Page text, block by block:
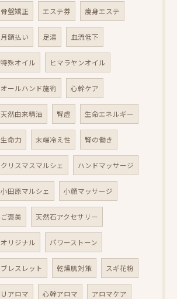
骨盤矯正 エステ券 痩身エステ
月額払い 足湯 血流低下
特殊オイル ヒマラヤンオイル
オールハンド施術 心幹ケア
天然由来精油 腎虚 生命エネルギー
生命力 末端冷え性 腎の働き
クリスマスマルシェ ハンドマッサージ
小田原マルシェ 小顔マッサージ
ご褒美 天然石アクセサリー
オリジナル パワーストーン
ブレスレット 乾燥肌対策 スギ花粉
Ｕアロマ 心幹アロマ アロマケア